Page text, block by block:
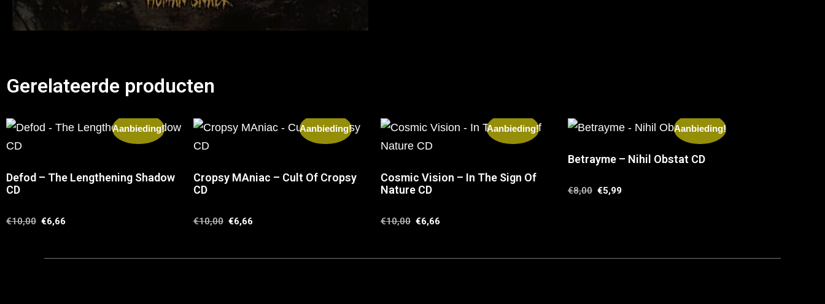
Gerelateerde producten
Aanbieding!
Defod – The Lengthening Shadow
CD
€10,00 €6,66
Aanbieding!
Cropsy MAniac – Cult Of Cropsy
CD
€10,00 €6,66
Aanbieding!
Cosmic Vision – In The Sign Of
Nature CD
€10,00 €6,66
Aanbieding!
Betrayme – Nihil Obstat CD
€8,00 €5,99